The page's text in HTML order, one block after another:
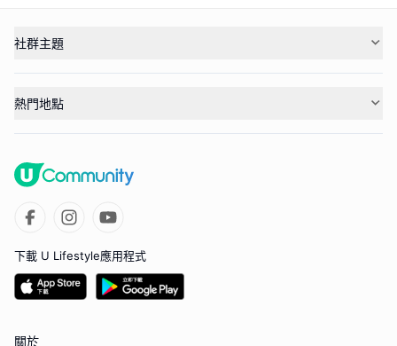
社群主題
熱門地點
下載 U Lifestyle應用程式
關於